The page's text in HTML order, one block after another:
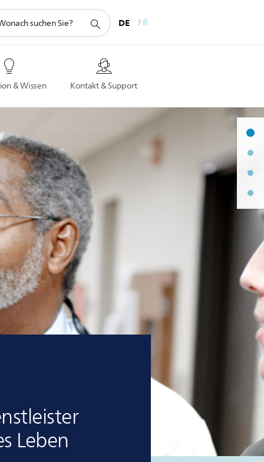
& Wissen Kontakt & Support
DE FR
Leben